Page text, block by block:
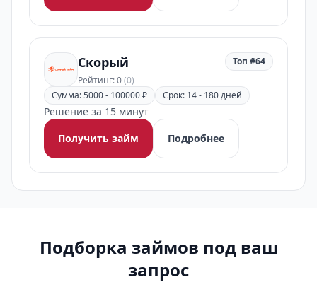
Скорый
Рейтинг: 0(0)
Топ #64
Сумма: 5000 - 100000 ₽ Срок: 14 - 180 дней
Решение за 15 минут
Получить займ
Подробнее
Подборка займов под ваш
запрос